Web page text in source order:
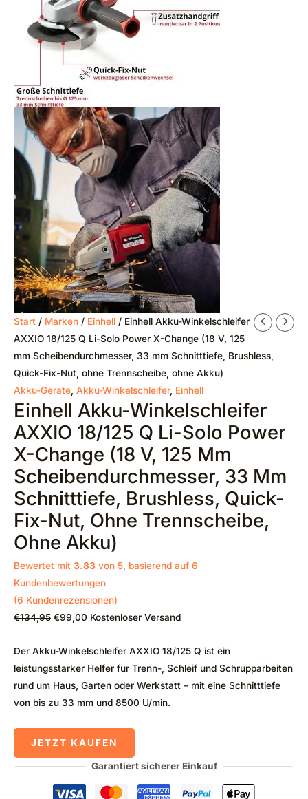
Start / Marken / Einhell / Einhell Akku-Winkelschleifer
AXXIO 18/125 Q Li-Solo Power X-Change (18 V, 125
mm Scheibendurchmesser, 33 mm Schnitttiefe, Brushless,
Quick-Fix-Nut, ohne Trennscheibe, ohne Akku)
Akku-Geräte, Akku-Winkelschleifer, Einhell
Einhell Akku-Winkelschleifer
AXXIO 18/125 Q Li-Solo Power
X-Change (18 V, 125 Mm
Scheibendurchmesser, 33 Mm
Schnitttiefe, Brushless, Quick-
Fix-Nut, Ohne Trennscheibe,
Ohne Akku)
Bewertet mit 3.83 von 5, basierend auf 6
Kundenbewertungen
(6 Kundenrezensionen)
€134,95
Ursprünglicher
Preis
war:
€134,95
€99,00
Aktueller
Preis
ist:
€99,00.
Kostenloser Versand
Der Akku-Winkelschleifer AXXIO 18/125 Q ist ein
leistungsstarker Helfer für Trenn-, Schleif und Schrupparbeiten
rund um Haus, Garten oder Werkstatt – mit eine Schnitttiefe
von bis zu 33 mm und 8500 U/min.
JETZT KAUFEN
Garantiert sicherer Einkauf